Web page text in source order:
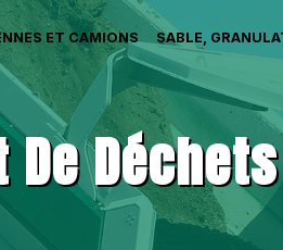
ET CAMIONS SABLE,